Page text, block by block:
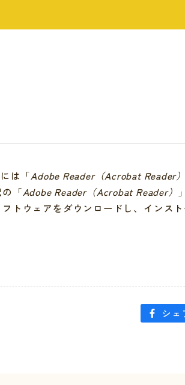
は「Adobe Reader（Acrobat Reader）
「Adobe Reader（Acrobat Reader）
トウェアをダウンロードし、インス
シェ